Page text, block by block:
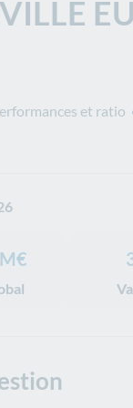
et ratio